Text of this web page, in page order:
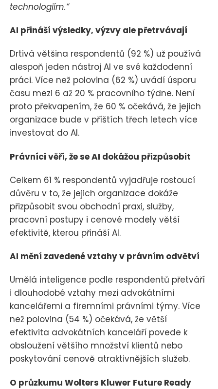
technologiím.“
AI přináší výsledky, výzvy ale přetrvávají
Drtivá většina respondentů (92 %) už používá
alespoň jeden nástroj AI ve své každodenní
práci. Více než polovina (62 %) uvádí úsporu
času mezi 6 až 20 % pracovního týdne. Není
proto překvapením, že 60 % očekává, že jejich
organizace bude v příštích třech letech více
investovat do AI.
Právníci věří, že se AI dokážou přizpůsobit
Celkem 61 % respondentů vyjadřuje rostoucí
důvěru v to, že jejich organizace dokáže
přizpůsobit svou obchodní praxi, služby,
pracovní postupy i cenové modely větší
efektivitě, kterou přináší AI.
AI mění zavedené vztahy v právním odvětví
Umělá inteligence podle respondentů přetváří
i dlouhodobé vztahy mezi advokátními
kancelářemi a firemními právními týmy. Více
než polovina (54 %) očekává, že větší
efektivita advokátních kanceláří povede k
obsloužení většího množství klientů nebo
poskytování cenově atraktivnějších služeb.
O průzkumu Wolters Kluwer Future Ready